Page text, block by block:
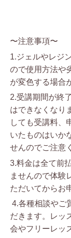
〜注意事項〜
1.ジェルやレジ
ので使用方法や
が変色する場合
2.受講期間が終
はできなくなり
しても受講料、
いたものはいか
せんのでご注意
3.料金は全て前
ませんので体験
ただいてからお
4.各種相談やご
だきます。レッ
会やフリーレッ